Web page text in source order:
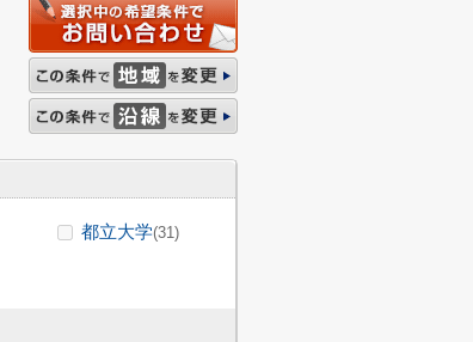
都立大学(31)